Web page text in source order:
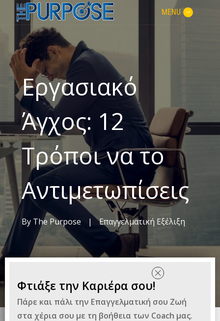
MENU
Εργασιακό
Άγχος: 12
Τρόποι να το
Αντιμετωπίσεις
ByThe Purpose | Επαγγελματική Εξέλιξη
Για να είσαι αποτελεσματικός και
Φτιάξε την Καριέρα σου!
Πάρε και πάλι την Επαγγελματική σου Ζωή
στα χέρια σου με τη βοήθεια των Coach μας.